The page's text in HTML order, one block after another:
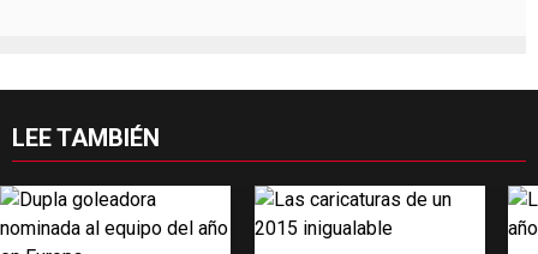
LEE TAMBIÉN